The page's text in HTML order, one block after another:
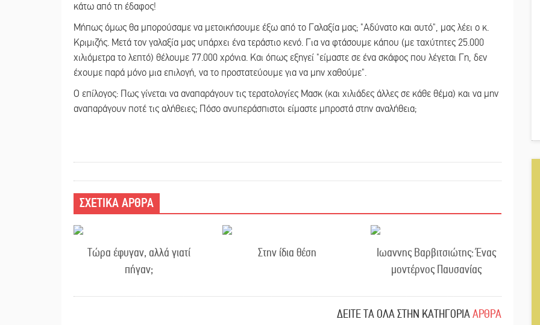
κάτω από τη έδαφος!
Μήπως όμως θα μπορούσαμε να μετοικήσουμε έξω από το Γαλαξία μας; "Αδύνατο και αυτό", μας λέει ο κ.
Κριμιζής. Μετά τον γαλαξία μας υπάρχει ένα τεράστιο κενό. Για να φτάσουμε κάπου (με ταχύτητες 25.000
χιλιόμετρα το λεπτό) θέλουμε 77.000 χρόνια. Και όπως εξηγεί "είμαστε σε ένα σκάφος που λέγεται Γη, δεν
έχουμε παρά μόνο μια επιλογή, να το προστατεύουμε για να μην χαθούμε".
O επίλογος: Πως γίνεται να αναπαράγουν τις τερατολογίες Μασκ (και χιλιάδες άλλες σε κάθε θέμα) και να μην
αναπαράγουν ποτέ τις αλήθειες; Πόσο ανυπεράσπιστοι είμαστε μπροστά στην αναλήθεια;
ΣΧΕΤΙΚΑ ΑΡΘΡΑ
Τώρα έφυγαν, αλλά γιατί
πήγαν;
Στην ίδια θέση
Ιωαννης Βαρβιτσιώτης: Ένας
μοντέρνος Παυσανίας
ΔΕΙΤΕ ΤΑ ΟΛΑ ΣΤΗΝ ΚΑΤΗΓΟΡΙΑΑΡΘΡΑ